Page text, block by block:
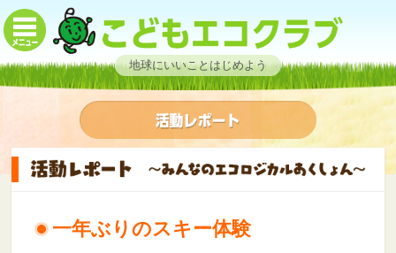
地球にいいことはじめよう
一年ぶりのスキー体験